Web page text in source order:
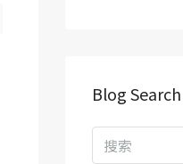
Blog Search